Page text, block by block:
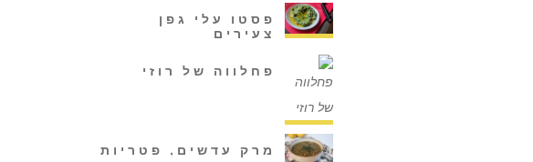
פסטו עלי גפן
צעירים
פחלווה של רוזי
מרק עדשים, פטריות